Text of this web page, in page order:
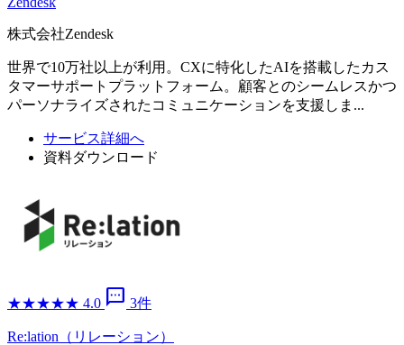
株式会社Zendesk
世界で10万社以上が利用。CXに特化したAIを搭載したカス
タマーサポートプラットフォーム。顧客とのシームレスかつ
パーソナライズされたコミュニケーションを支援しま...
サービス詳細へ
資料ダウンロード
★★★★★ 4.0 sms 3件
Re:lation（リレーション）